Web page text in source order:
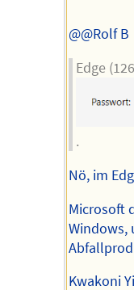
@@Rolf B
Edge
.
Nö, im
Microsoft
Windows,
Kwakoni